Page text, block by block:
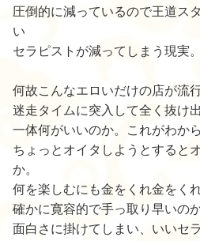
圧倒的に減っているので王道ス
い
セラピストが減ってしまう現実。
何故こんなエロいだけの店が流
迷走タイムに突入して全く抜け
一体何がいいのか。これがわか
ちょっとオイタしようとすると
か。
何を楽しむにも金をくれ金をく
確かに寛容的で手っ取り早いの
面白さに掛けてしまい、いいセ